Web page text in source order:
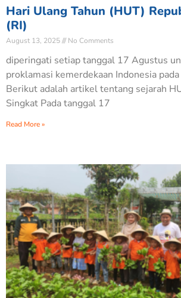
Hari Ulang Tahun (HUT)
(RI)
August 13, 2025 No Comments
diperingati setiap tanggal 17 Agustus
proklamasi kemerdekaan Indonesia
Berikut adalah artikel tentang sejarah
Singkat Pada tanggal 17
Read More »